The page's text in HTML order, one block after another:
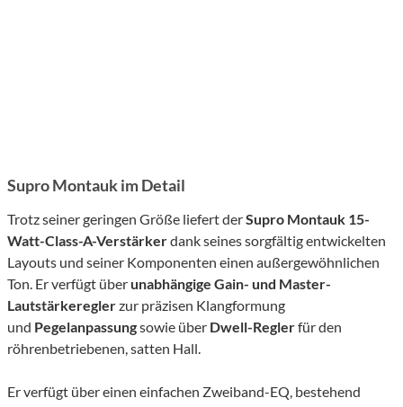
Supro Montauk im Detail
Trotz seiner geringen Größe liefert derSupro Montauk 15-
Watt-Class-A-Verstärkerdank seines sorgfältig entwickelten
Layouts und seiner Komponenten einen außergewöhnlichen
Ton. Er verfügt über unabhängige Gain- und Master-
Lautstärkereglerzur präzisen Klangformung
und Pegelanpassungsowie über Dwell-Reglerfür den
röhrenbetriebenen, satten Hall.
Er verfügt über einen einfachen Zweiband-EQ, bestehend